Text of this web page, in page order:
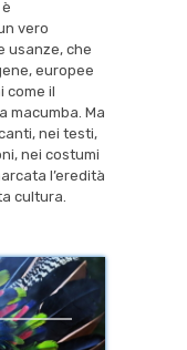
vero
usanze, che
europee
come il
macumba. Ma
nei testi,
nei costumi
l’eredità
cultura.